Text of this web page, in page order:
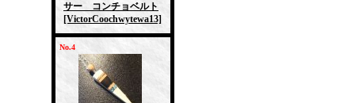
サー コンチョベルト
[VictorCoochwytewa13]
No.4